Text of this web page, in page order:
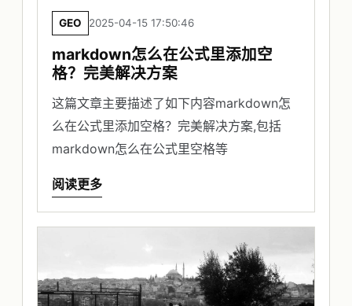
GEO 2025-04-15 17:50:46
markdown怎么在公式里添加空
格？完美解决方案
这篇文章主要描述了如下内容markdown怎
么在公式里添加空格？完美解决方案,包括
markdown怎么在公式里空格等
阅读更多